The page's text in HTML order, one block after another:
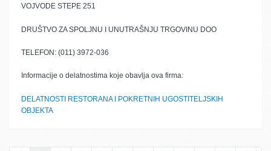
VOJVODE STEPE 251
DRUŠTVO ZA SPOLJNU I UNUTRAŠNJU TRGOVINU DOO
TELEFON: (011) 3972-036
Informacije o delatnostima koje obavlja ova firma:
DELATNOSTI RESTORANA I POKRETNIH UGOSTITELJSKIH
OBJEKTA